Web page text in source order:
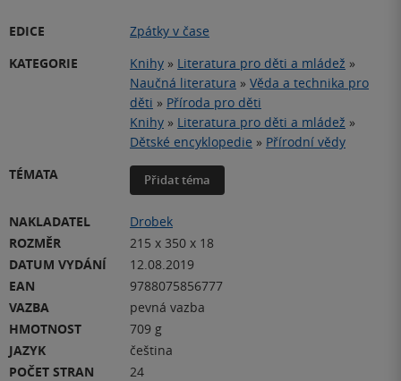
EDICE
Zpátky v čase
KATEGORIE
Knihy » Literatura pro děti a mládež »
Naučná literatura » Věda a technika pro
děti » Příroda pro děti
Knihy » Literatura pro děti a mládež »
Dětské encyklopedie » Přírodní vědy
TÉMATA
Přidat téma
NAKLADATEL
Drobek
ROZMĚR
215 x 350 x 18
DATUM VYDÁNÍ
12.08.2019
EAN
9788075856777
VAZBA
pevná vazba
HMOTNOST
709 g
JAZYK
čeština
POČET STRAN
24